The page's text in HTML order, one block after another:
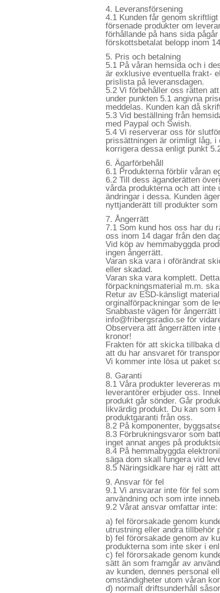
4. Leveransförsening
4.1 Kunden får genom
försenade produkter om
förhållande på hans sida
förskottsbetalat belopp inom
5. Pris och betalning
5.1 På våran hemsida och i
är exklusive eventuella frakt-
prislista på leveransdagen.
5.2 Vi förbehåller oss rätten
under punkten 5.1 angivna
meddelas. Kunden kan då
5.3 Vid beställning från
med Paypal och Swish.
5.4 Vi reserverar oss för
prissättningen är orimligt låg,
korrigera dessa enligt punkt
6. Ägarförbehåll
6.1 Produkterna förblir våran
6.2 Till dess äganderätten
vårda produkterna och att
ändringar i dessa. Kunden
nyttjanderätt till produkter
7. Ångerrätt
7.1 Som kund hos oss har du
oss inom 14 dagar från den
Vid köp av hemmabyggda
ingen ångerrätt.
Varan ska vara i oförändrat
eller skadad.
Varan ska vara komplett.
förpackningsmaterial m.m.
Retur av ESD-känsligt
orginalförpackningar som de
Snabbaste vägen för
info@fribergsradio.se för
Observera att ångerrätten
kronor!
Frakten för att skicka tillbaka
att du har ansvaret för
Vi kommer inte lösa ut paket
8. Garanti
8.1 Våra produkter levereras
leverantörer erbjuder oss.
produkt går sönder. Går
likvärdig produkt. Du kan som
produktgaranti från oss.
8.2 På komponenter,
8.3 Förbrukningsvaror som
inget annat anges på
8.4 På hemmabyggda
säga dom skall fungera vid
8.5 Näringsidkare har ej rätt
9. Ansvar för fel
9.1 Vi ansvarar inte för fel
användning och som inte
9.2 Vårat ansvar omfattar inte:
a) fel förorsakade genom
utrustning eller andra tillbehör
b) fel förorsakade genom av
produkterna som inte sker i
c) fel förorsakade genom
sätt än som framgår av
av kunden, dennes personal
omständigheter utom våran
d) normalt driftsunderhåll